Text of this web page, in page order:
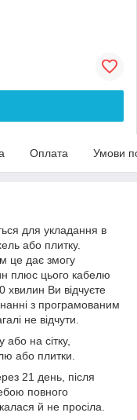
Оплата Умови
для укладання в
або плитку.
це дає змогу
плюс цього кабелю
Ви відчуєте
з програмованим
не відчути.
на сітку,
або плитки.
21 день, після
повного
й не просіла.